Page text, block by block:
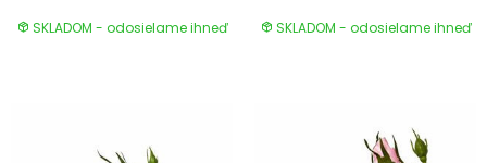
SKLADOM - odosielame ihneď SKLADOM - odosielame ihneď